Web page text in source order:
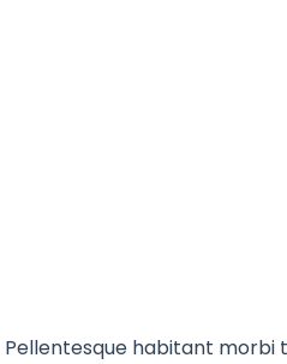
habitant morbi